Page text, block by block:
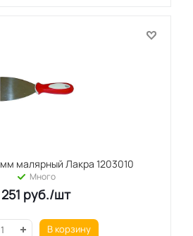
малярный Лакра 1203010
Много
251 руб./шт
В корзину